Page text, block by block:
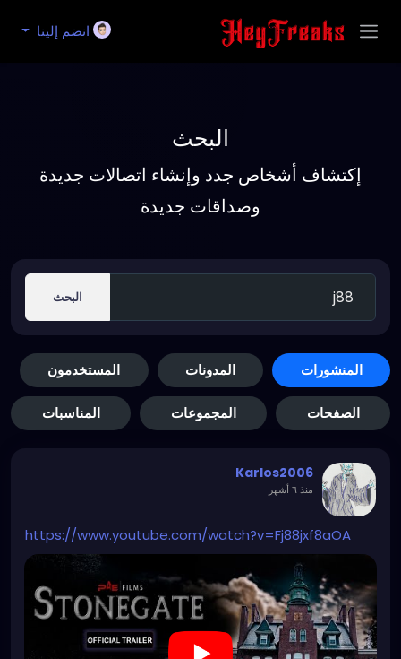
انضم إلينا
البحث
إكتشاف أشخاص جدد وإنشاء اتصالات جديدة
وصداقات جديدة
البحث
المنشورات المدونات المستخدمون
الصفحات المجموعات المناسبات
Karlos2006
منذ ٦ أشهر -
https://www.youtube.com/watch?v=Fj88jxf8aOA